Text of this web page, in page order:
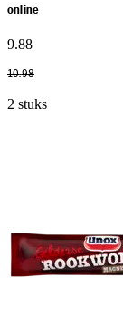
online
9.88
10.98
2 stuks